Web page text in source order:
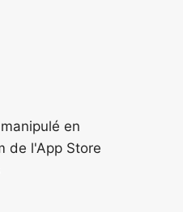
en
de l'App Store